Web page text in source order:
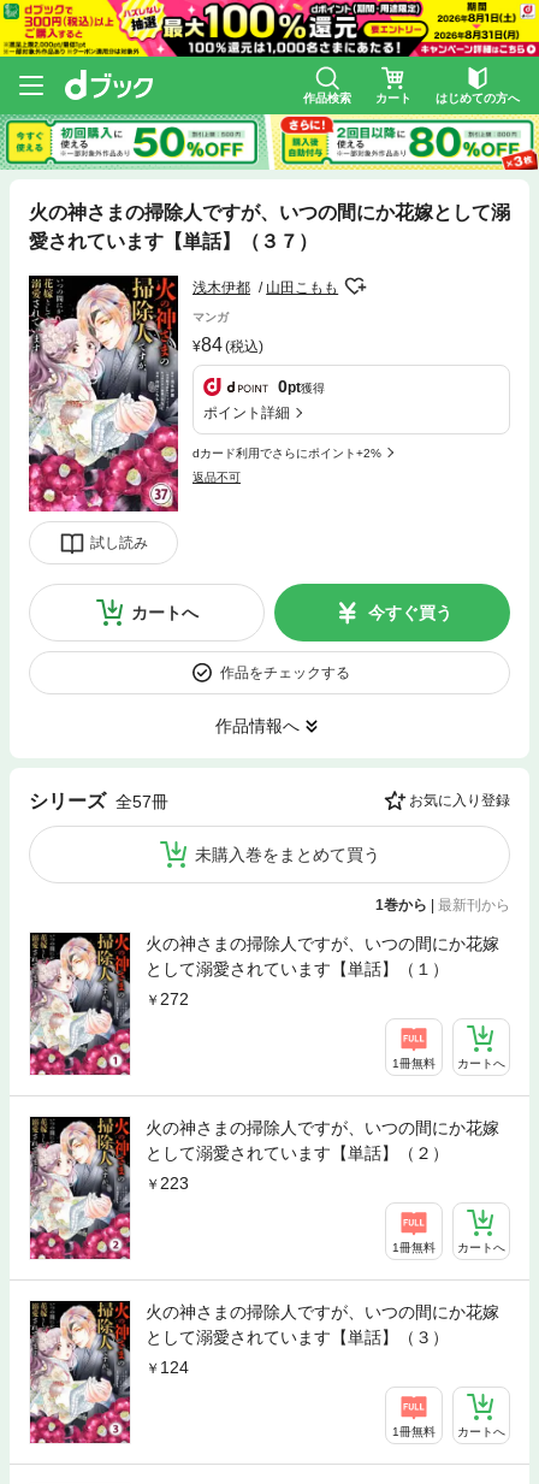
作品検索 カート はじめての方へ
火の神さまの掃除人ですが、いつの間にか花嫁として溺
愛されています【単話】（３７）
試し読み
浅木伊都 山田こもも
マンガ
84(税込)
0pt獲得
ポイント詳細
dカード利用でさらにポイント+2%
返品不可
カートへ 今すぐ買う
作品をチェックする
作品情報へ
シリーズ 全57冊 お気に入り登録
未購入巻をまとめて買う
1巻から 最新刊から
火の神さまの掃除人ですが、いつの間にか花嫁
として溺愛されています【単話】（１）
272
1冊無料 カートへ
火の神さまの掃除人ですが、いつの間にか花嫁
として溺愛されています【単話】（２）
223
1冊無料 カートへ
火の神さまの掃除人ですが、いつの間にか花嫁
として溺愛されています【単話】（３）
124
1冊無料 カートへ